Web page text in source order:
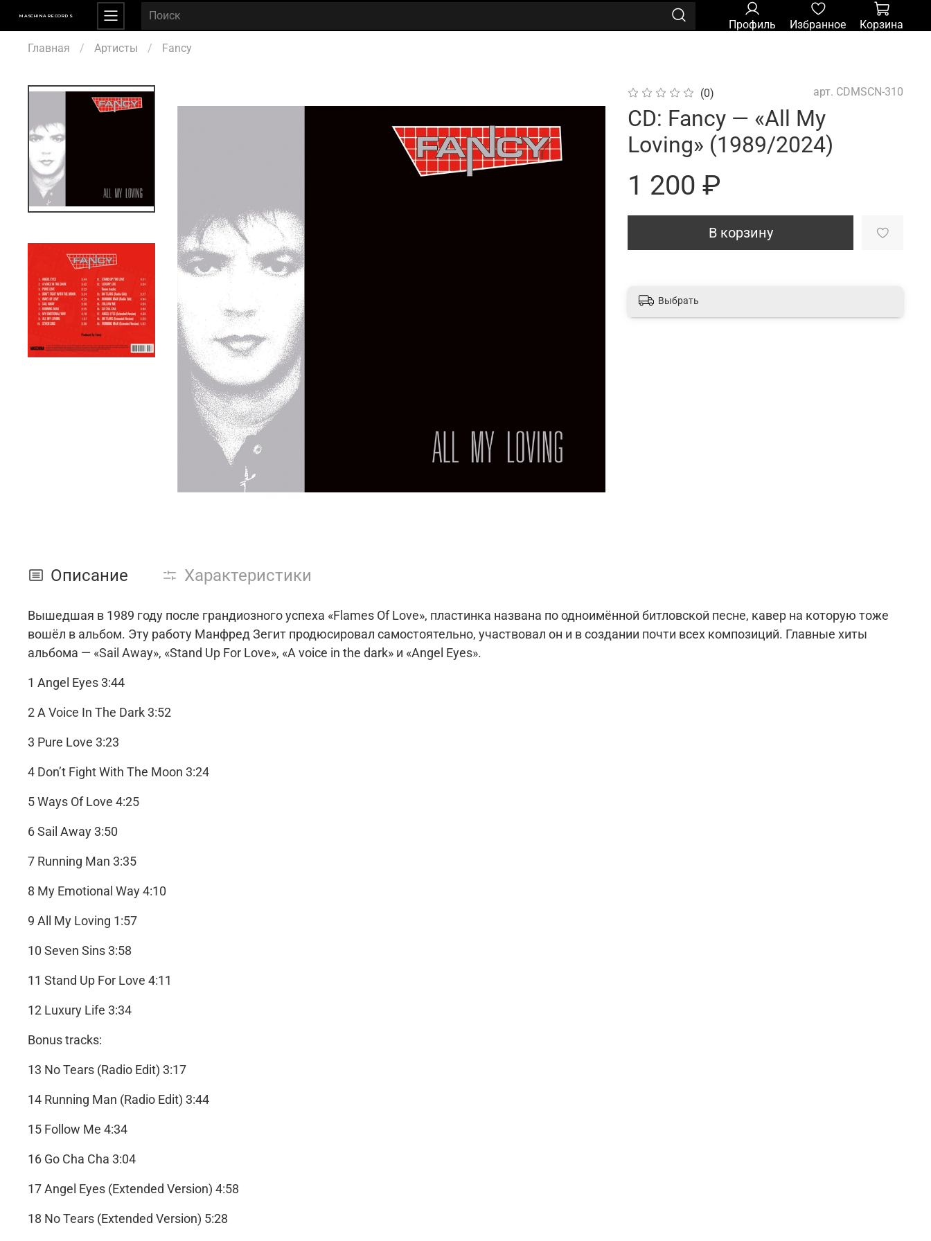
MASCHINA RECORDS
Профиль Избранное
Корзина
Главная
Артисты Fancy
(0) арт. CDMSCN-310
CD: Fancy — «All My
Loving» (1989/2024)
1 200 ₽
В корзину
Выбрать
Описание Характеристики
Вышедшая в 1989 году после грандиозного успеха «Flames Of Love», пластинка названа по одноимённой битловской песне, кавер на которую тоже
вошёл в альбом. Эту работу Манфред Зегит продюсировал самостоятельно, участвовал он и в создании почти всех композиций. Главные хиты
альбома — «Sail Away», «Stand Up For Love», «A voice in the dark» и «Angel Eyes».
1 Angel Eyes 3:44
2 A Voice In The Dark 3:52
3 Pure Love 3:23
4 Don’t Fight With The Moon 3:24
5 Ways Of Love 4:25
6 Sail Away 3:50
7 Running Man 3:35
8 My Emotional Way 4:10
9 All My Loving 1:57
10 Seven Sins 3:58
11 Stand Up For Love 4:11
12 Luxury Life 3:34
Bonus tracks:
13 No Tears (Radio Edit) 3:17
14 Running Man (Radio Edit) 3:44
15 Follow Me 4:34
16 Go Cha Cha 3:04
17 Angel Eyes (Extended Version) 4:58
18 No Tears (Extended Version) 5:28